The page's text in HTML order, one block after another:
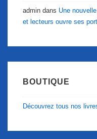
admin dans Une
et lecteurs ouvre ses
BOUTIQUE
Découvrez tous nos